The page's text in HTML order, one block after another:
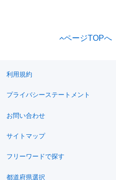
ページTOPへ
利用規約
プライバシーステートメント
お問い合わせ
サイトマップ
フリーワードで探す
都道府県選択